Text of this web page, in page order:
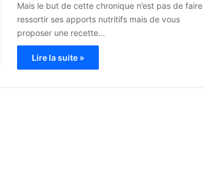
Mais le but de cette chronique n’est pas de faire
ressortir ses apports nutritifs mais de vous
proposer une recette…
Lire la suite »